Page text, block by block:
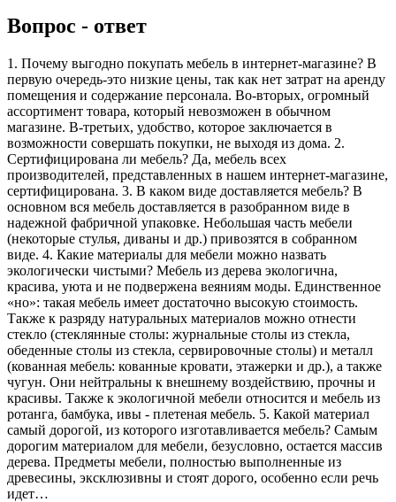
Вопрос - ответ
1. Почему выгодно покупать мебель в интернет-магазине? В
первую очередь-это низкие цены, так как нет затрат на аренду
помещения и содержание персонала. Во-вторых, огромный
ассортимент товара, который невозможен в обычном
магазине. В-третьих, удобство, которое заключается в
возможности совершать покупки, не выходя из дома. 2.
Сертифицирована ли мебель? Да, мебель всех
производителей, представленных в нашем интернет-магазине,
сертифицирована. 3. В каком виде доставляется мебель? В
основном вся мебель доставляется в разобранном виде в
надежной фабричной упаковке. Небольшая часть мебели
(некоторые стулья, диваны и др.) привозятся в собранном
виде. 4. Какие материалы для мебели можно назвать
экологически чистыми? Мебель из дерева экологична,
красива, уюта и не подвержена веяниям моды. Единственное
«но»: такая мебель имеет достаточно высокую стоимость.
Также к разряду натуральных материалов можно отнести
стекло (стеклянные столы: журнальные столы из стекла,
обеденные столы из стекла, сервировочные столы) и металл
(кованная мебель: кованные кровати, этажерки и др.), а также
чугун. Они нейтральны к внешнему воздействию, прочны и
красивы. Также к экологичной мебели относится и мебель из
ротанга, бамбука, ивы - плетеная мебель. 5. Какой материал
самый дорогой, из которого изготавливается мебель? Самым
дорогим материалом для мебели, безусловно, остается массив
дерева. Предметы мебели, полностью выполненные из
древесины, эксклюзивны и стоят дорого, особенно если речь
идет…